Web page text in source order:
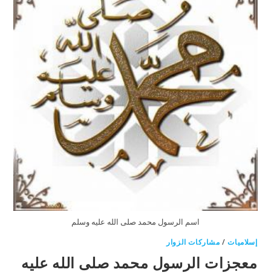
اسم الرسول محمد صلى الله عليه وسلم
إسلاميات/ مشاركات الزوار
معجزات الرسول محمد صلى الله عليه